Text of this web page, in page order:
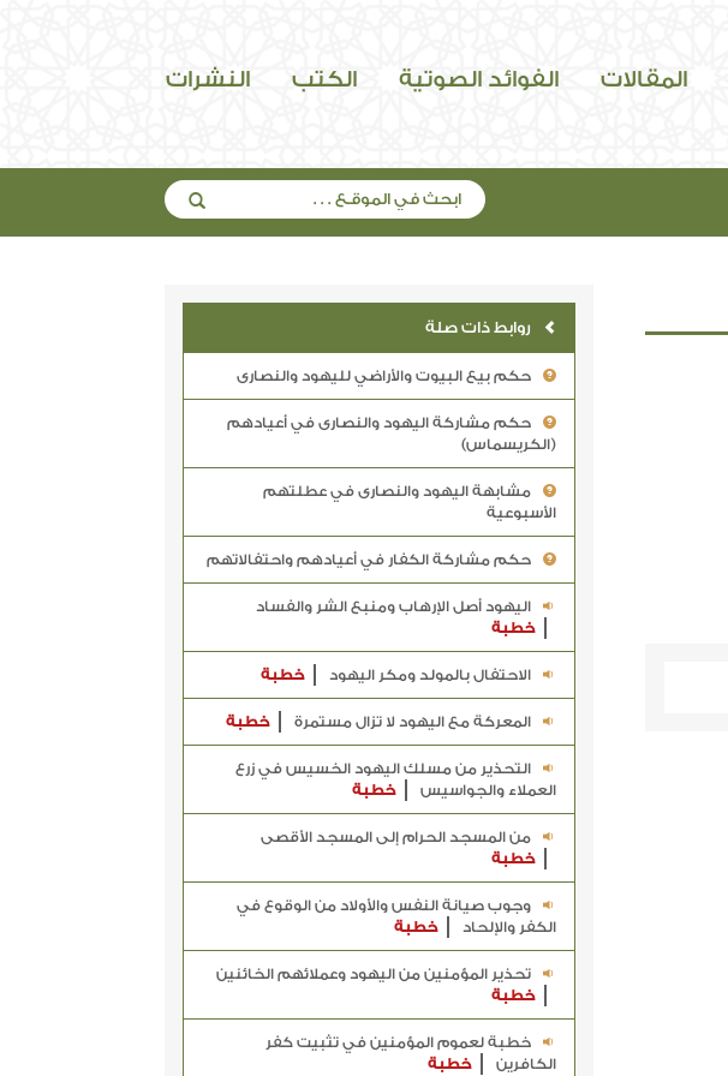
المقالات الفوائد الصوتية الكتب النشرات
روابط ذات صلة
حكم بيع البيوت والأراضي لليهود والنصارى
حكم مشاركة اليهود والنصارى في أعيادهم
(الكريسماس)
مشابهة اليهود والنصارى في عطلتهم
الأسبوعية
حكم مشاركة الكفار في أعيادهم واحتفالاتهم
اليهود أصل الإرهاب ومنبع الشر والفساد
خطبة
الاحتفال بالمولد ومكر اليهود خطبة
المعركة مع اليهود لا تزال مستمرة خطبة
التحذير من مسلك اليهود الخسيس في زرع
العملاء والجواسيس
خطبة
من المسجد الحرام إلى المسجد الأقصى
خطبة
وجوب صيانة النفس والأولاد من الوقوع في
الكفر والإلحاد
خطبة
تحذير المؤمنين من اليهود وعملائهم الخائنين
خطبة
خطبة لعموم المؤمنين في تثبيت كفر
الكافرين
خطبة